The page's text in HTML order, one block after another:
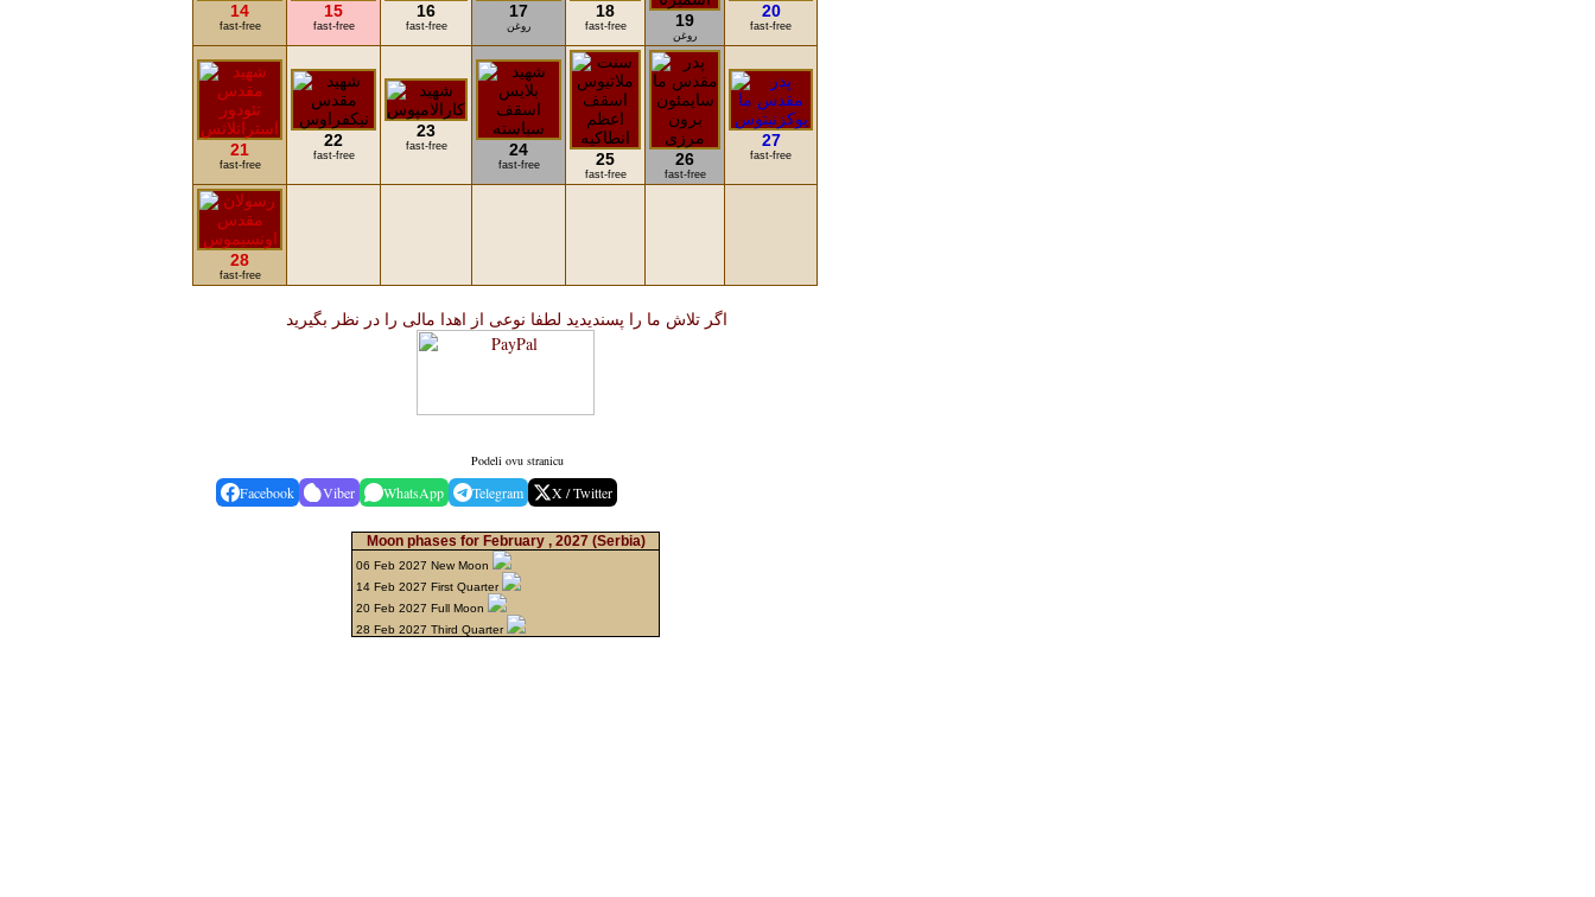
14
fast-free
15
fast-free
16
fast-free
17
روغن
18
fast-free 19
روغن
20
fast-free
21
fast-free
22
fast-free
23
fast-free 24
fast-free 25
fast-free
26
fast-free
27
fast-free
28
fast-free
اگر تلاش ما را پسندیدید لطفا نوعی از اهدا مالی را در نظر بگیرید
Podeli ovu stranicu
Facebook Viber WhatsApp Telegram X / Twitter
Moon phases for February , 2027 (Serbia)
06 Feb 2027 New Moon
14 Feb 2027 First Quarter
20 Feb 2027 Full Moon
28 Feb 2027 Third Quarter